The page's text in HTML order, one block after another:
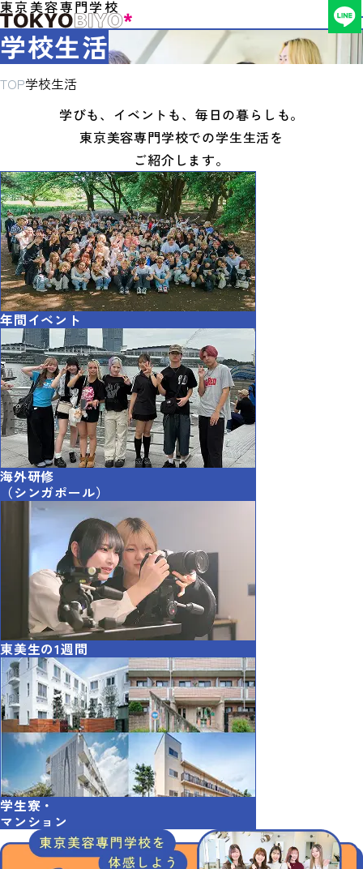
東京美容専門学校
学校生活
TOP学校生活
学びも、イベントも、毎日の暮らしも。
東京美容専門学校での学生生活を
ご紹介します。
年間イベント
海外研修
（シンガポール）
東美生の1週間
学生寮・
マンション